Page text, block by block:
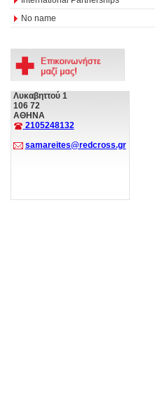
No name
Λυκαβηττού 1
106 72
ΑΘΗΝΑ
2105248132
samareites@redcross.gr